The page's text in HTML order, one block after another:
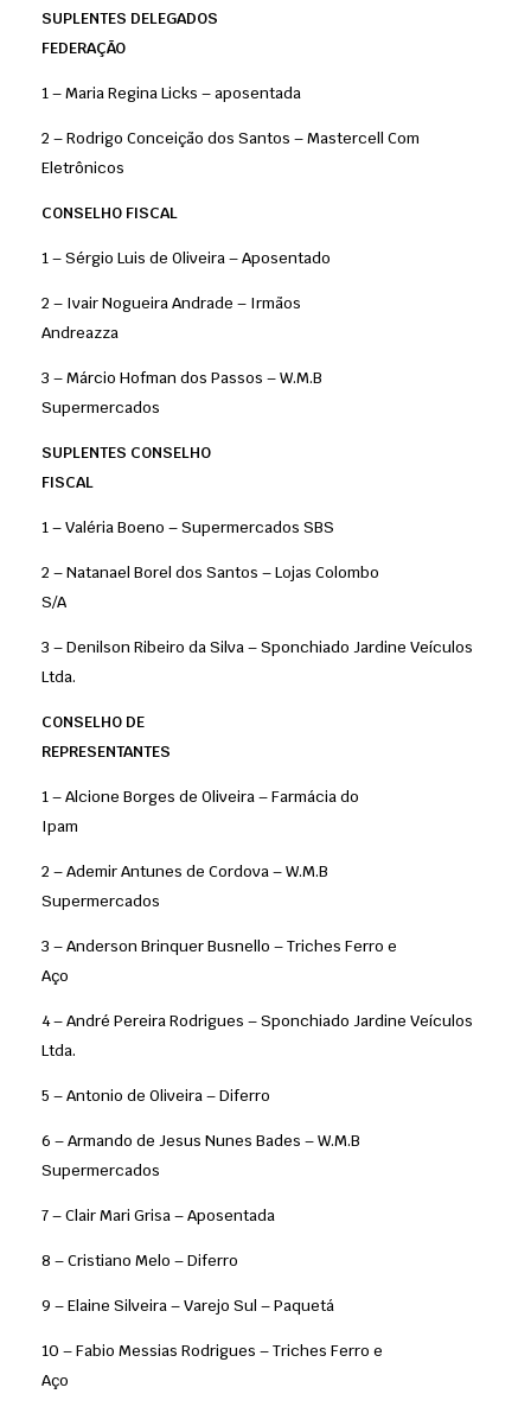
SUPLENTES DELEGADOS
FEDERAÇÃO
1 – Maria Regina Licks – aposentada
2 – Rodrigo Conceição dos Santos – Mastercell Com
Eletrônicos
CONSELHO FISCAL
1 – Sérgio Luis de Oliveira – Aposentado
2 – Ivair Nogueira Andrade – Irmãos
Andreazza
3 – Márcio Hofman dos Passos – W.M.B
Supermercados
SUPLENTES CONSELHO
FISCAL
1 – Valéria Boeno – Supermercados SBS
2 – Natanael Borel dos Santos – Lojas Colombo
S/A
3 – Denilson Ribeiro da Silva – Sponchiado Jardine Veículos
Ltda.
CONSELHO DE
REPRESENTANTES
1 – Alcione Borges de Oliveira – Farmácia do
Ipam
2 – Ademir Antunes de Cordova – W.M.B
Supermercados
3 – Anderson Brinquer Busnello – Triches Ferro e
Aço
4 – André Pereira Rodrigues – Sponchiado Jardine Veículos
Ltda.
5 – Antonio de Oliveira – Diferro
6 – Armando de Jesus Nunes Bades – W.M.B
Supermercados
7 – Clair Mari Grisa – Aposentada
8 – Cristiano Melo – Diferro
9 – Elaine Silveira – Varejo Sul – Paquetá
10 – Fabio Messias Rodrigues – Triches Ferro e
Aço